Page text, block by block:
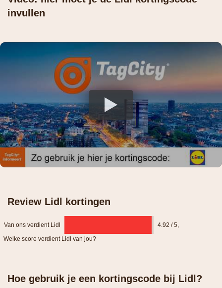
invullen
Review Lidl kortingen
Van ons verdient Lidl 4.92 / 5
Welke score verdient Lidl van jou?
Hoe gebruik je een kortingscode bij Lidl?